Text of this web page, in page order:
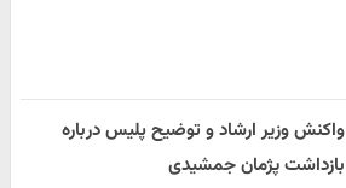
واکنش وزیر ارشاد و توضیح پلیس درباره
بازداشت پژمان جمشیدی